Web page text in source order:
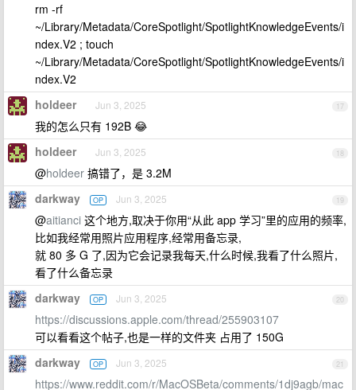
rm -rf
~/Library/Metadata/CoreSpotlight/SpotlightKnowledgeEvents/i
ndex.V2 ; touch
~/Library/Metadata/CoreSpotlight/SpotlightKnowledgeEvents/i
ndex.V2
17
holdeer Jun 3, 2025
我的怎么只有 192B 😂
18
holdeer Jun 3, 2025
@holdeer 搞错了，是 3.2M
19
darkway OP Jun 3, 2025
@aitianci 这个地方,取决于你用“从此 app 学习”里的应用的频率,
比如我经常用照片应用程序,经常用备忘录,
就 80 多 G 了,因为它会记录我每天,什么时候,我看了什么照片,
看了什么备忘录
20
darkway OP Jun 3, 2025
https://discussions.apple.com/thread/255903107
可以看看这个帖子,也是一样的文件夹 占用了 150G
21
darkway OP Jun 3, 2025
https://www.reddit.com/r/MacOSBeta/comments/1dj9agb/mac